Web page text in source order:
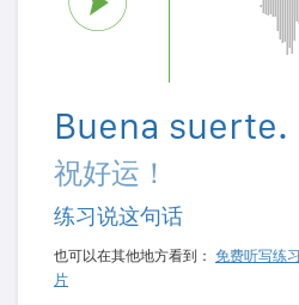
Buena suerte.
祝好运！
练习说这句话
也可以在其他地方看到： 免费听写练习
片